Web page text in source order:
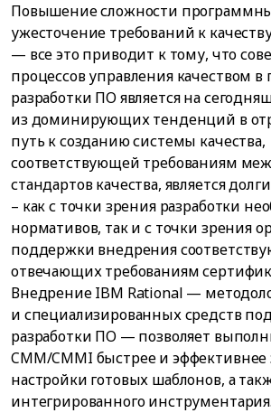
Повышение сложности
ужесточение требований к
— все это приводит к тому, что
процессов управления качеством в
разработки ПО является на
из доминирующих тенденций в
путь к созданию системы качества,
соответствующей требованиям
стандартов качества, является
– как с точки зрения разработки
нормативов, так и с точки зрения
поддержки внедрения
отвечающих требованиям
Внедрение IBM Rational —
и специализированных средств
разработки ПО — позволяет
CMM/CMMI быстрее и эффективнее
настройки готовых шаблонов, а
интегрированного инструментария.